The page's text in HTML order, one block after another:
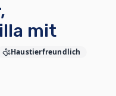
mit
Haustierfreundlich